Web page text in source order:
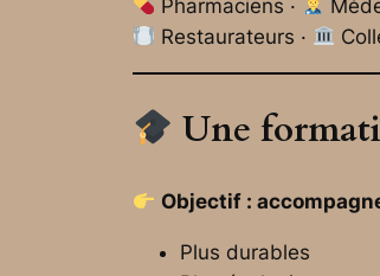
Pharmaciens ·
Restaurateurs ·
Une
Objectif :
Plus durables